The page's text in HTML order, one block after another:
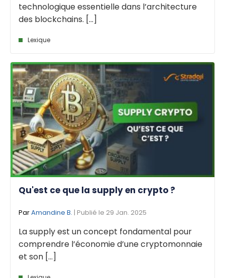
technologique essentielle dans l’architecture
des blockchains. [...]
Lexique
Qu'est ce que la supply en crypto ?
ParAmandine B. | Publié le 29 Jan. 2025
La supply est un concept fondamental pour
comprendre l’économie d’une cryptomonnaie
et son [...]